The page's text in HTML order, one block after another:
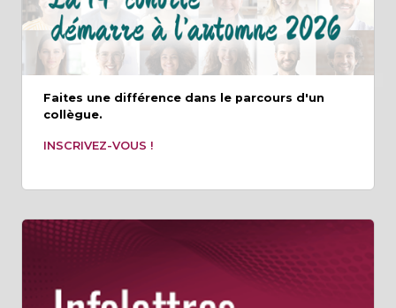
Faites une différence dans le parcours d'un
collègue.
INSCRIVEZ-VOUS !